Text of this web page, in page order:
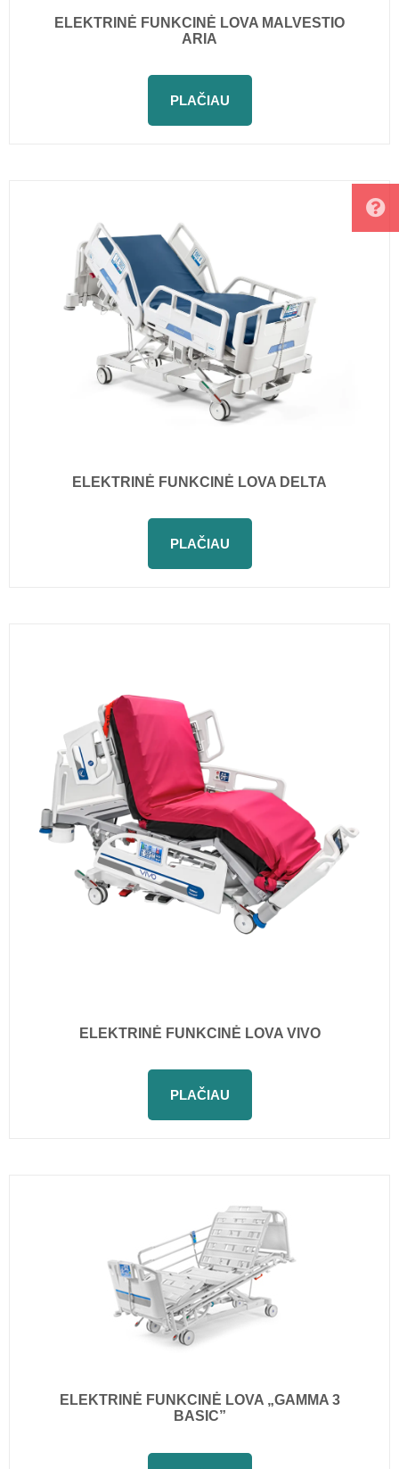
ELEKTRINĖ FUNKCINĖ LOVA MALVESTIO
ARIA
PLAČIAU
ELEKTRINĖ FUNKCINĖ LOVA DELTA
PLAČIAU
ELEKTRINĖ FUNKCINĖ LOVA VIVO
PLAČIAU
ELEKTRINĖ FUNKCINĖ LOVA „GAMMA 3
BASIC”